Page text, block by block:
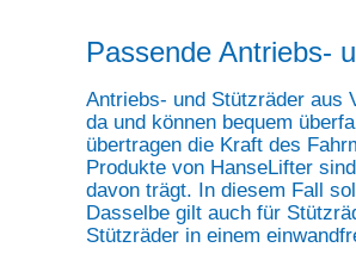
Passende Antriebs-
Antriebs- und Stützräder aus
da und können bequem
übertragen die Kraft des
Produkte von HanseLifter
davon trägt. In diesem Fall
Dasselbe gilt auch für
Stützräder in einem